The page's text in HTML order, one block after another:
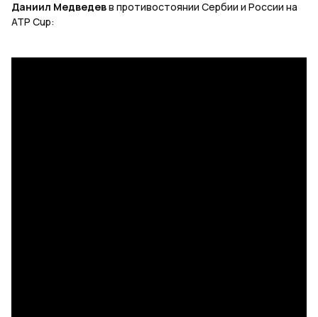
Даниил Медведевв противостоянии Сербии и России на
АТР Cup: